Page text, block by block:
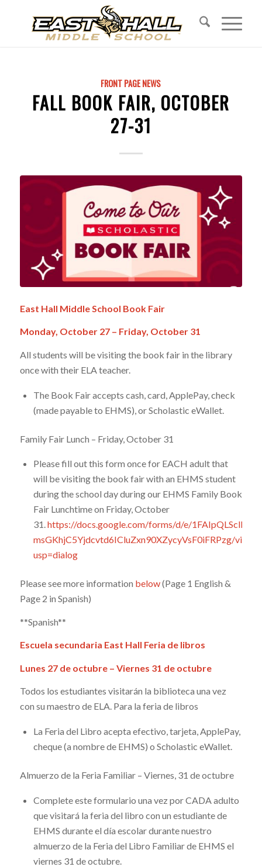
FRONT PAGE NEWS
FALL BOOK FAIR, OCTOBER
27-31
East Hall Middle School Book Fair
Monday, October 27 – Friday, October 31
All students will be visiting the book fair in the library
once with their ELA teacher.
The Book Fair accepts cash, card, ApplePay, check
(made payable to EHMS), or Scholastic eWallet.
Family Fair Lunch – Friday, October 31
Please fill out this form once for EACH adult that
will be visiting the book fair with an EHMS student
during the school day during our EHMS Family Book
Fair Lunchtime on Friday, October
31.https://docs.google.com/forms/d/e/
msGKhjC5Yjdcvtd6ICluZxn90XZycyVsF0iFRPzg/
usp=dialog
Please see more information below(Page 1 English &
Page 2 in Spanish)
**Spanish**
Escuela secundaria East Hall Feria de libros
Lunes 27 de octubre – Viernes 31 de octubre
Todos los estudiantes visitarán la biblioteca una vez
con su maestro de ELA. Para la feria de libros
La Feria del Libro acepta efectivo, tarjeta, ApplePay,
cheque (a nombre de EHMS) o Scholastic eWallet.
Almuerzo de la Feria Familiar – Viernes, 31 de octubre
Complete este formulario una vez por CADA adulto
que visitará la feria del libro con un estudiante de
EHMS durante el día escolar durante nuestro
almuerzo de la Feria del Libro Familiar de EHMS el
viernes 31 de octubre.